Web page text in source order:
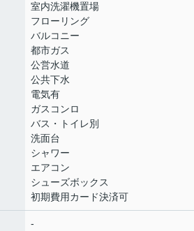
室内洗濯機置場
フローリング
バルコニー
都市ガス
公営水道
公共下水
電気有
ガスコンロ
バス・トイレ別
洗面台
シャワー
エアコン
シューズボックス
初期費用カード決済可
-